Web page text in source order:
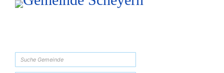
Zum Inhalt, zur Navigationoder zur Startseite springen.